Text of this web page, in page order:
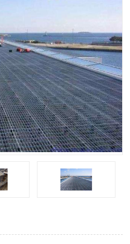
钢格板
复合钢格板
插接钢格板